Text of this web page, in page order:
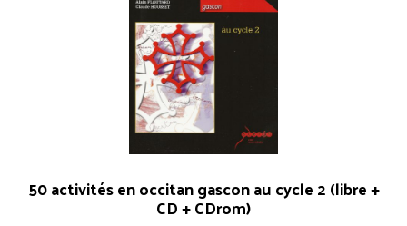
50 activités en occitan gascon au cycle 2 (libre +
CD + CDrom)